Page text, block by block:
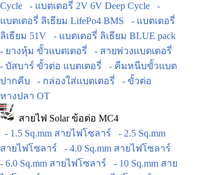
Cycle
- แบตเตอรี่ 2V 6V Deep Cycle
-
แบตเตอรี่ ลิเธียม LifePo4 BMS
- แบตเตอรี่
ลิเธียม 51V
- แบตเตอรี่ ลิเธียม BLUE pack
- ยางหุ้ม ขั้วแบตเตอรี่
- สายพ่วงแบตเตอรี่
- บัสบาร์ ขั้วต่อ แบตเตอรี่
- คีมหนีบขั้วแบต
ปากคีบ
- กล่องใส่แบตเตอรี่
- ขั้วต่อ
หางปลา OT
สายไฟ Solar ข้อต่อ MC4
- 1.5 Sq.mm สายไฟโซลาร์
- 2.5 Sq.mm
สายไฟโซลาร์
- 4.0 Sq.mm สายไฟโซลาร์
- 6.0 Sq.mm สายไฟโซลาร์
- 10 Sq.mm สาย